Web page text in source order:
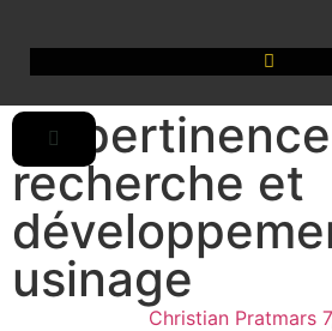
La
recherche et
usinage
Christian Pratmars